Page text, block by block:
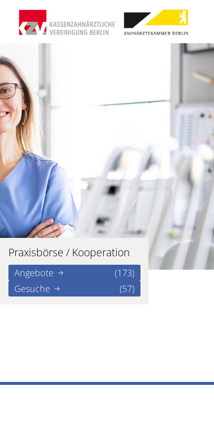
Praxisbörse / Kooperation
Angebote
(173)
Gesuche
(57)